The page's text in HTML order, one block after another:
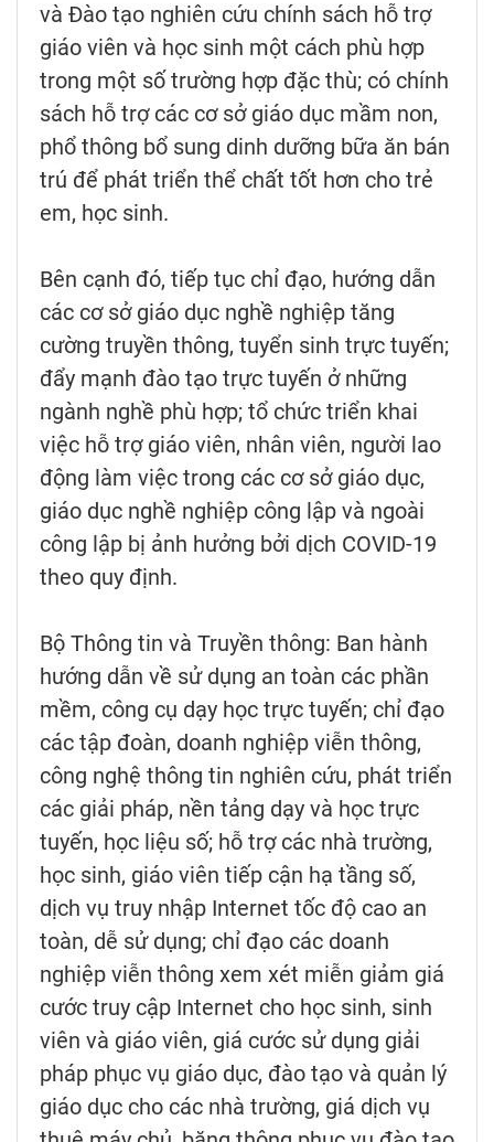
và Đào tạo nghiên cứu chính sách hỗ trợ
giáo viên và học sinh một cách phù hợp
trong một số trường hợp đặc thù; có chính
sách hỗ trợ các cơ sở giáo dục mầm non,
phổ thông bổ sung dinh dưỡng bữa ăn bán
trú để phát triển thể chất tốt hơn cho trẻ
em, học sinh.
Bên cạnh đó, tiếp tục chỉ đạo, hướng dẫn
các cơ sở giáo dục nghề nghiệp tăng
cường truyền thông, tuyển sinh trực tuyến;
đẩy mạnh đào tạo trực tuyến ở những
ngành nghề phù hợp; tổ chức triển khai
việc hỗ trợ giáo viên, nhân viên, người lao
động làm việc trong các cơ sở giáo dục,
giáo dục nghề nghiệp công lập và ngoài
công lập bị ảnh hưởng bởi dịch COVID-19
theo quy định.
Bộ Thông tin và Truyền thông: Ban hành
hướng dẫn về sử dụng an toàn các phần
mềm, công cụ dạy học trực tuyến; chỉ đạo
các tập đoàn, doanh nghiệp viễn thông,
công nghệ thông tin nghiên cứu, phát triển
các giải pháp, nền tảng dạy và học trực
tuyến, học liệu số; hỗ trợ các nhà trường,
học sinh, giáo viên tiếp cận hạ tầng số,
dịch vụ truy nhập Internet tốc độ cao an
toàn, dễ sử dụng; chỉ đạo các doanh
nghiệp viễn thông xem xét miễn giảm giá
cước truy cập Internet cho học sinh, sinh
viên và giáo viên, giá cước sử dụng giải
pháp phục vụ giáo dục, đào tạo và quản lý
giáo dục cho các nhà trường, giá dịch vụ